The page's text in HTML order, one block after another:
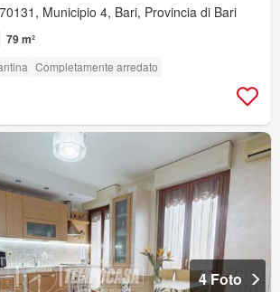
Municipio 4, Bari, Provincia di Bari
79 m²
Completamente arredato
4 Foto